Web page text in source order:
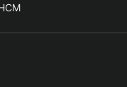
một cách tự nhiên
PSI), do đó bạn